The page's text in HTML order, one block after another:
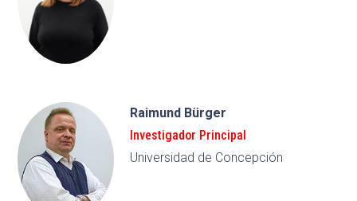
Raimund Bürger
Investigador Principal
Universidad de Concepción